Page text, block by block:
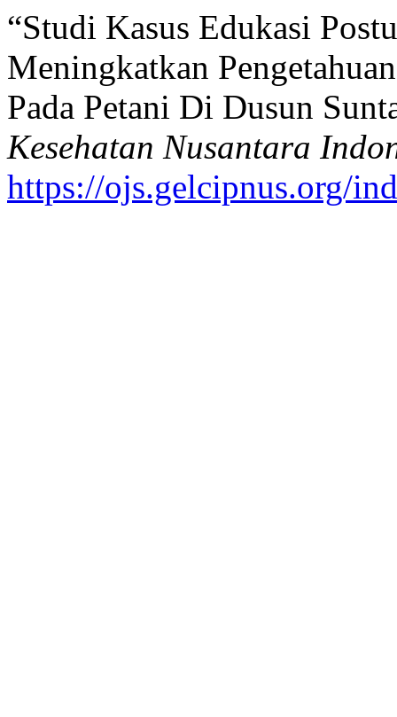
“Studi Kasus Edukasi
Meningkatkan
Pada Petani Di Dusun
Kesehatan Nusantara
https://ojs.gelcipnus.org/